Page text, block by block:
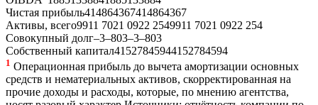
Чистая прибыль414864367414864367
Активы, всего9911 7021 0922 2549911 7021 0922 254
Совокупный долг–3–803–3–803
Собственный капитал41 5278459441 52784594
1 Операционная прибыль до вычета амортизации основных
средств и нематериальных активов, скорректированная на
прочие доходы и расходы, которые, по мнению агентства,